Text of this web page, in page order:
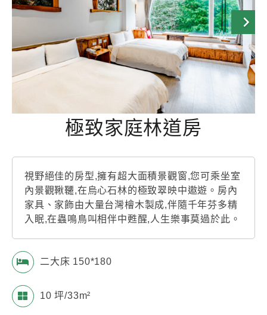
極致家庭林道房
視野絕佳的房型,擁有超大面積景觀窗,您可乘坐室
內景觀鞦韆,在烏心石林的極致翠映中遨遊。房內
家具、家飾由大量台灣檜木製成,伴隨千年芬多精
入眠,在蟲鳴鳥叫相伴中甦醒,人生樂事莫過於此。
二大床 150*180
10 坪/33m²